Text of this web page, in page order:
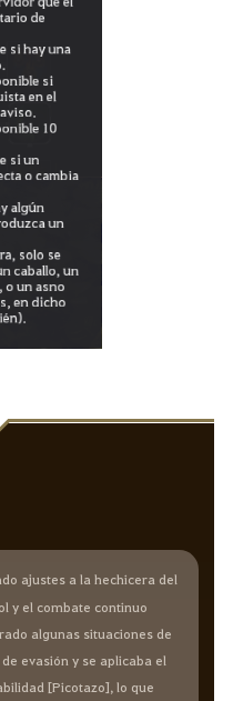
ajustes a la hechicera del
y el combate continuo
algunas situaciones de
evasión y se aplicaba el
[Picotazo], lo que